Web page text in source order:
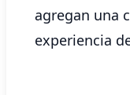
agregan una
experiencia